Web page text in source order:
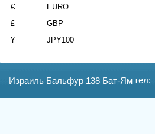
Израиль Бальфур 138 Бат-Ямтел:
€
EURO
£
GBP
¥
JPY100